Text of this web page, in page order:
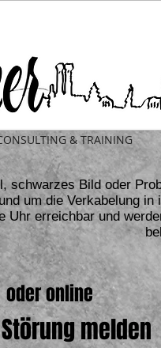
schwarzes Bild oder
um die Verkabelung
Uhr erreichbar und
Störung melden
online
& TRAINING